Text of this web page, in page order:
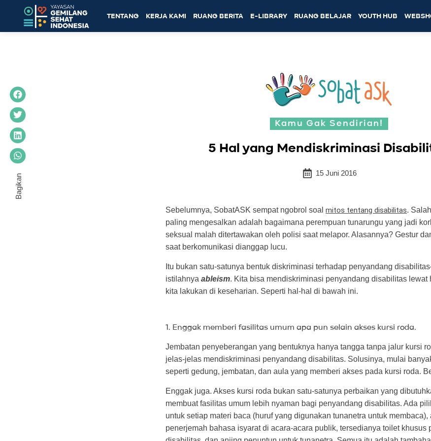
TENTANG KERJA KAMI RUANG BERITA E-LIBRARY RUANG BELAJAR YOUTH HUB
Kamu Gak Sendirian!
5 Hal yang Mendiskriminasi
15 Juni 2016
Sebelumnya, SobatASK sempat ngobrol soal mitos tentang disabilitas.
paling mengesalkan adalah bagaimana perempuan tunarungu yang jadi
seksual malah ditertawakan oleh polisi saat melapor. Alasannya? Gestur
saat berkomunikasi dianggap lucu.
Itu bukan satu-satunya bentuk diskriminasi terhadap penyandang
istilahnya ableism. Kita bisa mendiskriminasi penyandang disabilitas lewat
kita lakukan di keseharian. Seperti hal-hal di bawah ini.
1. Enggak memberi fasilitas umum apa pun selain akses kursi roda.
Jembatan penyeberangan yang bentuknya hanya tangga tanpa jalur kursi
jelas-jelas mendiskriminasi penyandang disabilitas. Solusinya, mulai
seperti gedung, jembatan, dan aula yang memberi akses pada kursi roda.
Enggak juga. Akses kursi roda bukan satu-satunya perbaikan yang
membuat fasilitas umum lebih nyaman bagi penyandang disabilitas. Ada
untuk setiap materi baca (huruf yang digunakan tunanetra untuk membaca),
penerjemah bahasa isyarat di acara-acara publik, tersedianya toilet khusus